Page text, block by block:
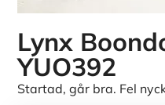
Lynx
YUO392
Startad, går bra. Fel